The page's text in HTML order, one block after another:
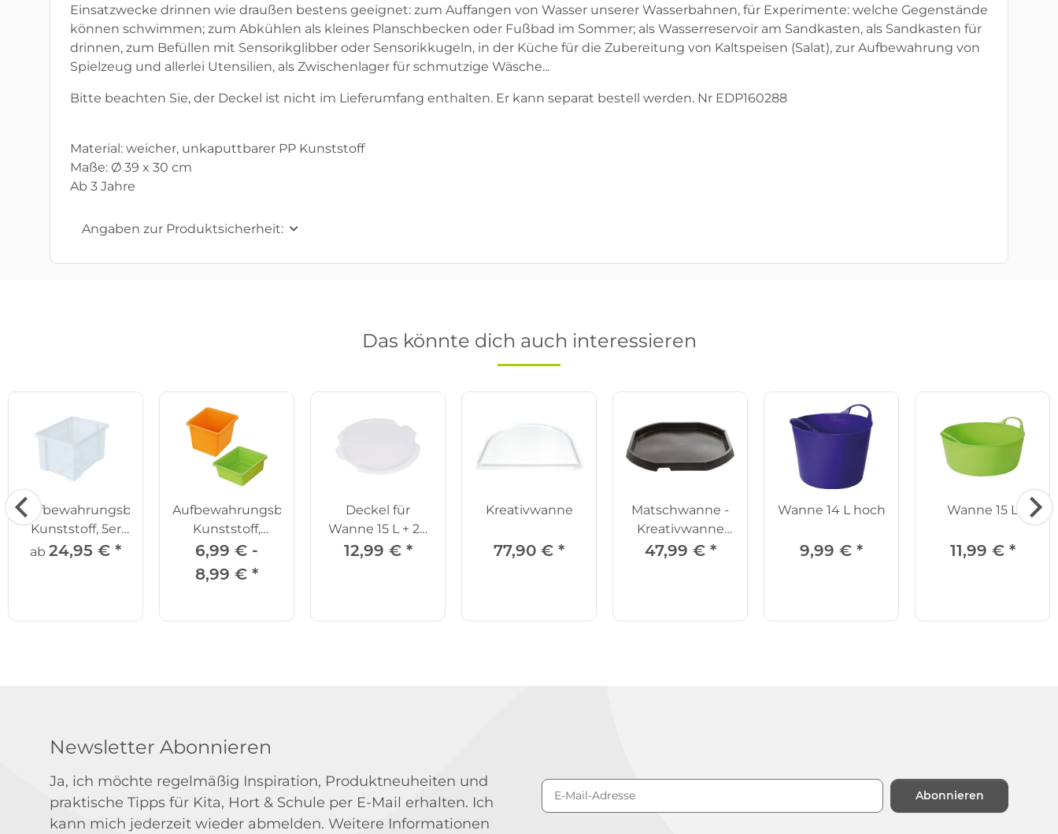
Einsatzwecke drinnen wie draußen bestens geeignet: zum Auffangen von Wasser unserer Wasserbahnen, für Experimente: welche Gegenstände
können schwimmen; zum Abkühlen als kleines Planschbecken oder Fußbad im Sommer; als Wasserreservoir am Sandkasten, als Sandkasten für
drinnen, zum Befüllen mit Sensorikglibber oder Sensorikkugeln, in der Küche für die Zubereitung von Kaltspeisen (Salat), zur Aufbewahrung von
Spielzeug und allerlei Utensilien, als Zwischenlager für schmutzige Wäsche...
Bitte beachten Sie, der Deckel ist nicht im Lieferumfang enthalten. Er kann separat bestell werden. Nr EDP160288
Material: weicher, unkaputtbarer PP Kunststoff
Maße: Ø 39 x 30 cm
Ab 3 Jahre
Angaben zur Produktsicherheit:
Das könnte dich auch interessieren
Aufbewahrungsboxen,
Kunststoff, 5er
Set
ab 24,95 € *
Aufbewahrungsboxen,
Kunststoff,
versch. Größen
6,99 € -
8,99 € *
Deckel für
Wanne 15 L + 26
L
12,99 € *
Kreativwanne
77,90 € *
Matschwanne -
Kreativwanne
schwarz
47,99 € *
Wanne 14 L hoch
9,99 € *
Wanne 15 L
11,99 € *
Newsletter Abonnieren
Ja, ich möchte regelmäßig Inspiration, Produktneuheiten und
praktische Tipps für Kita, Hort & Schule per E-Mail erhalten. Ich
kann mich jederzeit wieder abmelden. Weitere Informationen
Abonnieren